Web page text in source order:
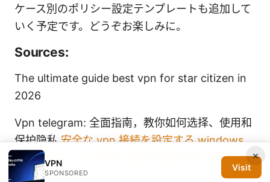
ケース別のポリシー設定テンプレートも追加して
いく予定です。どうぞお楽しみに。
Sources:
The ultimate guide best vpn for star citizen in
2026
Vpn telegram: 全面指南，教你如何选择、使用和
保护隐私安全な vpn 接続を設定する windows
完全ガイド 2026年版: 最高の設定手順と最新情
報
×
VPN
SPONSORED
Visit